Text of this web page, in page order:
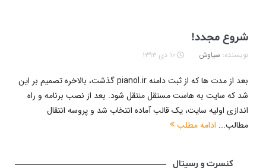
شروع مجدد!
نویسنده: سیاوش ۱۰ دی ۱۳۹۳
بعد از مدت ها که از ثبت دامنه pianol.ir گذشت، بالاخره تصمیم بر این
شد که سایت به هاست مستقل منتقل شود. بعد از نصب برنامه و راه
اندازی اولیه سایت، یک قالب آماده انتخاب شد و پروسه انتقال
مطالب... ادامه مطلب
کنسرت و رسیتال